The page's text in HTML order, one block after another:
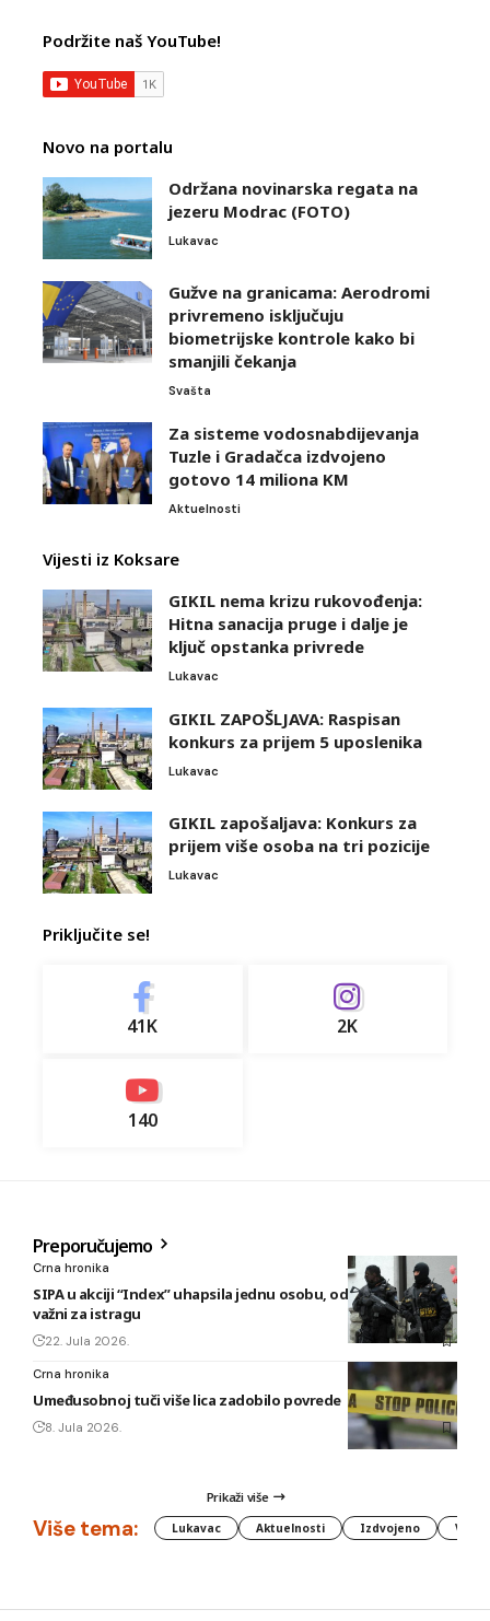
Podržite naš YouTube!
Novo na portalu
Održana novinarska regata na
jezeru Modrac (FOTO)
Lukavac
Gužve na granicama: Aerodromi
privremeno isključuju
biometrijske kontrole kako bi
smanjili čekanja
Svašta
Za sisteme vodosnabdijevanja
Tuzle i Gradačca izdvojeno
gotovo 14 miliona KM
Aktuelnosti
Vijesti iz Koksare
GIKIL nema krizu rukovođenja:
Hitna sanacija pruge i dalje je
ključ opstanka privrede
Lukavac
GIKIL ZAPOŠLJAVA: Raspisan
konkurs za prijem 5 uposlenika
Lukavac
GIKIL zapošaljava: Konkurs za
prijem više osoba na tri pozicije
Lukavac
Priključite se!
41K 2K
140
Preporučujemo
Crna hronika
SIPA u akciji “Index” uhapsila jednu osobu, oduzeti predmeti
važni za istragu
22. Jula 2026.
Crna hronika
Umeđusobnoj tuči više lica zadobilo povrede
8. Jula 2026.
Prikaži više
Više tema: Lukavac Aktuelnosti Izdvojeno